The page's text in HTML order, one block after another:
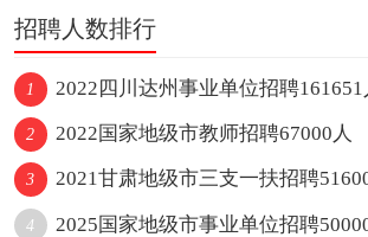
招聘人数排行
1 2022四川达州事业单位招聘161651
2 2022国家地级市教师招聘67000人
3 2021甘肃地级市三支一扶招聘
4 2025国家地级市事业单位招聘